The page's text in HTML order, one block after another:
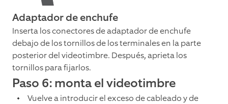
Adaptador de enchufe
Inserta los conectores de adaptador de enchufe
debajo de los tornillos de los terminales en la parte
posterior del videotimbre. Después, aprieta los
tornillos para fijarlos.
Paso 6: monta el videotimbre
Vuelve a introducir el exceso de cableado y de